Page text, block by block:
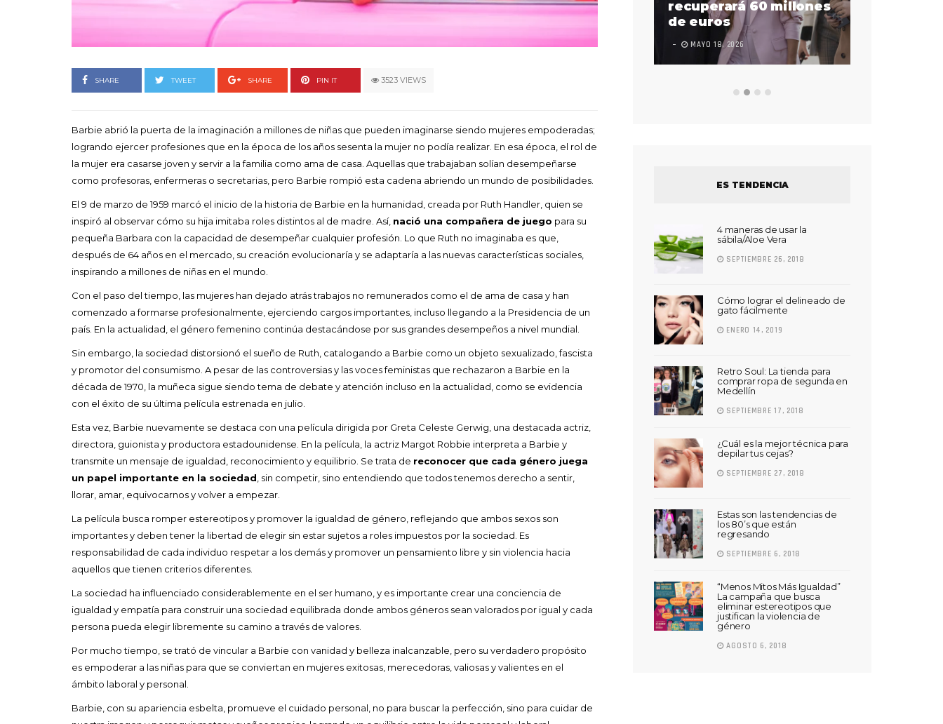
SHARE TWEET SHARE PIN IT 3523 VIEWS
Barbie abrió la puerta de la imaginación a millones de niñas que pueden imaginarse siendo mujeres empoderadas;
logrando ejercer profesiones que en la época de los años sesenta la mujer no podía realizar. En esa época, el rol de
la mujer era casarse joven y servir a la familia como ama de casa. Aquellas que trabajaban solían desempeñarse
como profesoras, enfermeras o secretarias, pero Barbie rompió esta cadena abriendo un mundo de posibilidades.
El 9 de marzo de 1959 marcó el inicio de la historia de Barbie en la humanidad, creada por Ruth Handler, quien se
inspiró al observar cómo su hija imitaba roles distintos al de madre. Así, nació una compañera de juego para su
pequeña Barbara con la capacidad de desempeñar cualquier profesión. Lo que Ruth no imaginaba es que,
después de 64 años en el mercado, su creación evolucionaría y se adaptaría a las nuevas características sociales,
inspirando a millones de niñas en el mundo.
Con el paso del tiempo, las mujeres han dejado atrás trabajos no remunerados como el de ama de casa y han
comenzado a formarse profesionalmente, ejerciendo cargos importantes, incluso llegando a la Presidencia de un
país. En la actualidad, el género femenino continúa destacándose por sus grandes desempeños a nivel mundial.
Sin embargo, la sociedad distorsionó el sueño de Ruth, catalogando a Barbie como un objeto sexualizado, fascista
y promotor del consumismo. A pesar de las controversias y las voces feministas que rechazaron a Barbie en la
década de 1970, la muñeca sigue siendo tema de debate y atención incluso en la actualidad, como se evidencia
con el éxito de su última película estrenada en julio.
Esta vez, Barbie nuevamente se destaca con una película dirigida por Greta Celeste Gerwig, una destacada actriz,
directora, guionista y productora estadounidense. En la película, la actriz Margot Robbie interpreta a Barbie y
transmite un mensaje de igualdad, reconocimiento y equilibrio. Se trata de reconocer que cada género juega
un papel importante en la sociedad , sin competir, sino entendiendo que todos tenemos derecho a sentir,
llorar, amar, equivocarnos y volver a empezar.
La película busca romper estereotipos y promover la igualdad de género, reflejando que ambos sexos son
importantes y deben tener la libertad de elegir sin estar sujetos a roles impuestos por la sociedad. Es
responsabilidad de cada individuo respetar a los demás y promover un pensamiento libre y sin violencia hacia
aquellos que tienen criterios diferentes.
La sociedad ha influenciado considerablemente en el ser humano, y es importante crear una conciencia de
igualdad y empatía para construir una sociedad equilibrada donde ambos géneros sean valorados por igual y cada
persona pueda elegir libremente su camino a través de valores.
Por mucho tiempo, se trató de vincular a Barbie con vanidad y belleza inalcanzable, pero su verdadero propósito
es empoderar a las niñas para que se conviertan en mujeres exitosas, merecedoras, valiosas y valientes en el
ámbito laboral y personal.
Barbie, con su apariencia esbelta, promueve el cuidado personal, no para buscar la perfección, sino para cuidar de
Goyo un himno por la
LEAVE A COMMENT FEBRERO 16, 2023
recuperará 60 millones
de euros
MAYO 18, 2026
ES TENDENCIA
4 maneras de usar la
sábila/Aloe Vera
SEPTIEMBRE 26, 2018
Cómo lograr el delineado de
gato fácilmente
ENERO 14, 2019
Retro Soul: La tienda para
comprar ropa de segunda en
Medellín
SEPTIEMBRE 17, 2018
¿Cuál es la mejor técnica para
depilar tus cejas?
SEPTIEMBRE 27, 2018
Estas son las tendencias de
los 80’s que están
regresando
SEPTIEMBRE 6, 2018
“Menos Mitos Más Igualdad”
La campaña que busca
eliminar estereotipos que
justifican la violencia de
género
AGOSTO 6, 2018